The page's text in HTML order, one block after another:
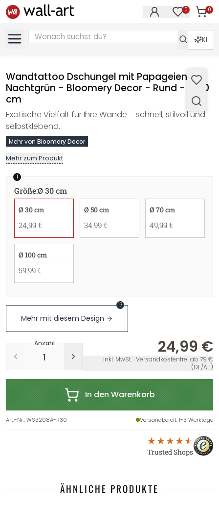
0 0
KI
Wandtattoo Dschungel mit Papageien
Nachtgrün - Bloomery Decor - Rund - Ø 30
cm
Exotische Vielfalt für Ihre Wände – schnell, stilvoll und
selbstklebend.
Mehr von Bloomery Decor
Mehr zum Produkt
1
Größe:Ø 30 cm
Ø 30 cm
24,99 €
Ø 50 cm
34,99 €
Ø 70 cm
49,99 €
Ø 100 cm
59,99 €
Mehr mit diesem Design
17
Anzahl 24,99 €
inkl. MwSt. · Versandkostenfrei ab 79 €
(DE/AT)
In den Warenkorb
Art.-Nr.:WS3208A-R30 Versandbereit: 1-3 Werktage
Trusted Shops
ÄHNLICHE PRODUKTE